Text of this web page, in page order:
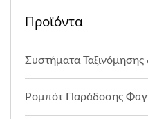
Προϊόντα
Συστήματα
Ρομπότ Παράδοσης